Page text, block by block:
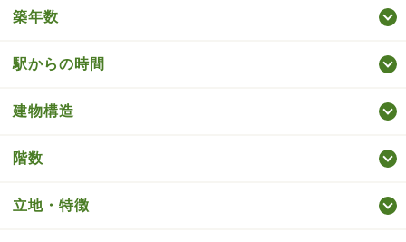
築年数
駅からの時間
建物構造
階数
立地・特徴